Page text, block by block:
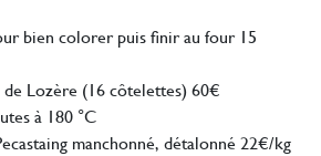
bien colorer puis finir au four 15
de Lozère (16 côtelettes) 60€
à 180 °C
manchonné, détalonné 22€/kg